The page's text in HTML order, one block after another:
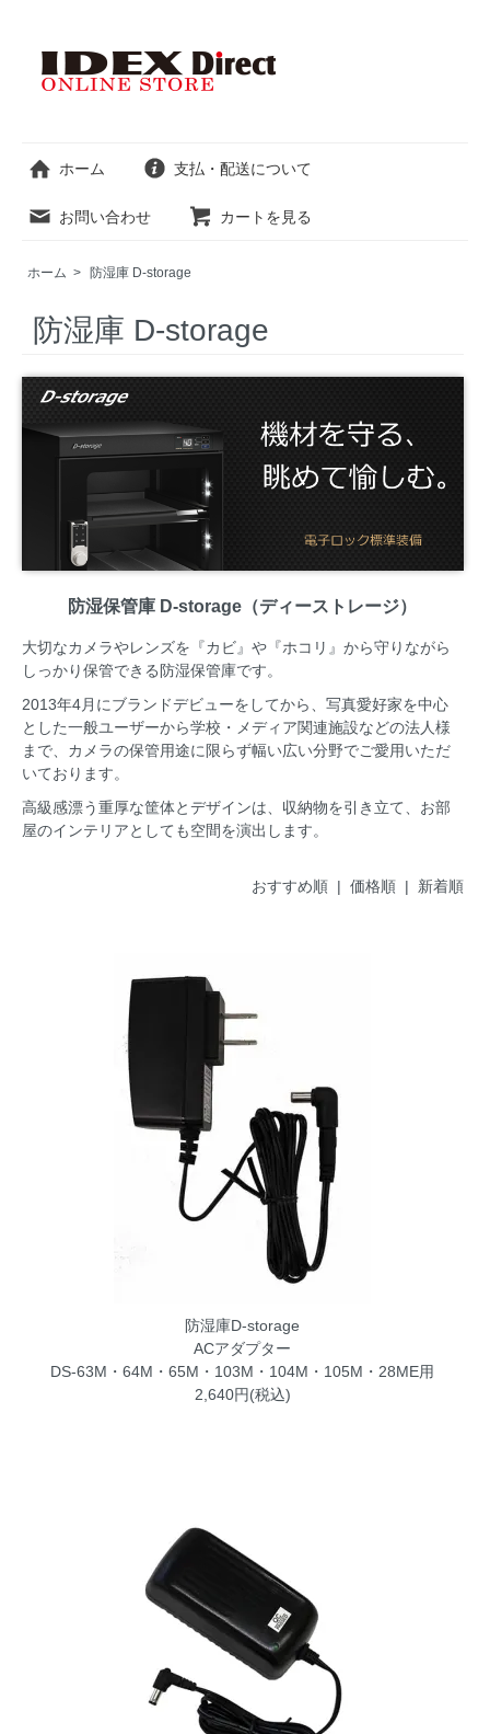
ホーム 支払・配送について
お問い合わせ カートを見る
ホーム > 防湿庫 D-storage
防湿庫 D-storage
防湿保管庫 D-storage（ディーストレージ）
大切なカメラやレンズを『カビ』や『ホコリ』から守りながら
しっかり保管できる防湿保管庫です。
2013年4月にブランドデビューをしてから、写真愛好家を中心
とした一般ユーザーから学校・メディア関連施設などの法人様
まで、カメラの保管用途に限らず幅い広い分野でご愛用いただ
いております。
高級感漂う重厚な筐体とデザインは、収納物を引き立て、お部
屋のインテリアとしても空間を演出します。
おすすめ順 | 価格順| 新着順
防湿庫D-storage
ACアダプター
DS-63M・64M・65M・103M・104M・105M・28ME用
2,640円(税込)